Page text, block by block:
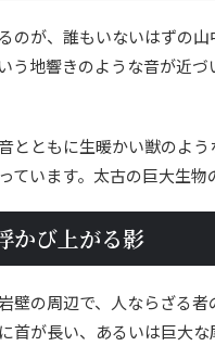
のが、誰もいないはずの
う地響きのような音が近
とともに生暖かい獣のよ
ています。太古の巨大生
かび上がる影
壁の周辺で、人ならざる
首が長い、あるいは巨大